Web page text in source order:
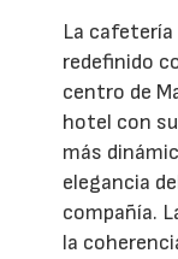
La
redefinido
centro de
hotel con
más
elegancia
compañía.
la